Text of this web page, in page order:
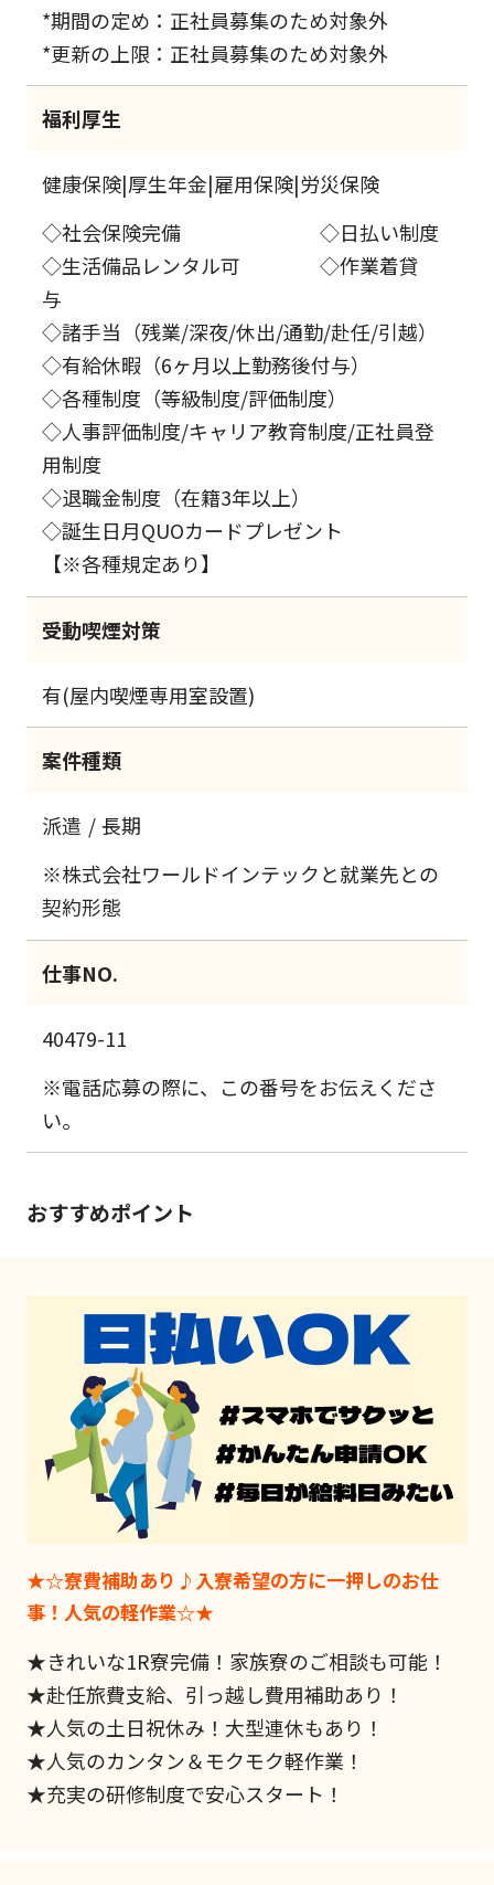
*期間の定め：正社員募集のため対象外
*更新の上限：正社員募集のため対象外
福利厚生
健康保険|厚生年金|雇用保険|労災保険
◇社会保険完備 ◇日払い制度
◇生活備品レンタル可 ◇作業着貸
与
◇諸手当（残業/深夜/休出/通勤/赴任/引越）
◇有給休暇（6ヶ月以上勤務後付与）
◇各種制度（等級制度/評価制度）
◇人事評価制度/キャリア教育制度/正社員登
用制度
◇退職金制度（在籍3年以上）
◇誕生日月QUOカードプレゼント
【※各種規定あり】
受動喫煙対策
有(屋内喫煙専用室設置)
案件種類
派遣
長期
※株式会社ワールドインテックと就業先との
契約形態
仕事NO.
40479-11
※電話応募の際に、この番号をお伝えくださ
い。
おすすめポイント
★☆寮費補助あり♪入寮希望の方に一押しのお仕
事！人気の軽作業☆★
★きれいな1R寮完備！家族寮のご相談も可能！
★赴任旅費支給、引っ越し費用補助あり！
★人気の土日祝休み！大型連休もあり！
★人気のカンタン＆モクモク軽作業！
★充実の研修制度で安心スタート！